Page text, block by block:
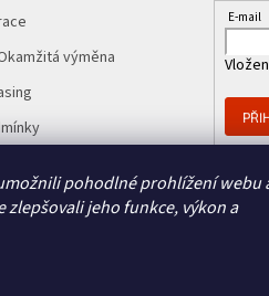
pohodlné prohlížení webu
jeho funkce, výkon a
výměna
E-mail